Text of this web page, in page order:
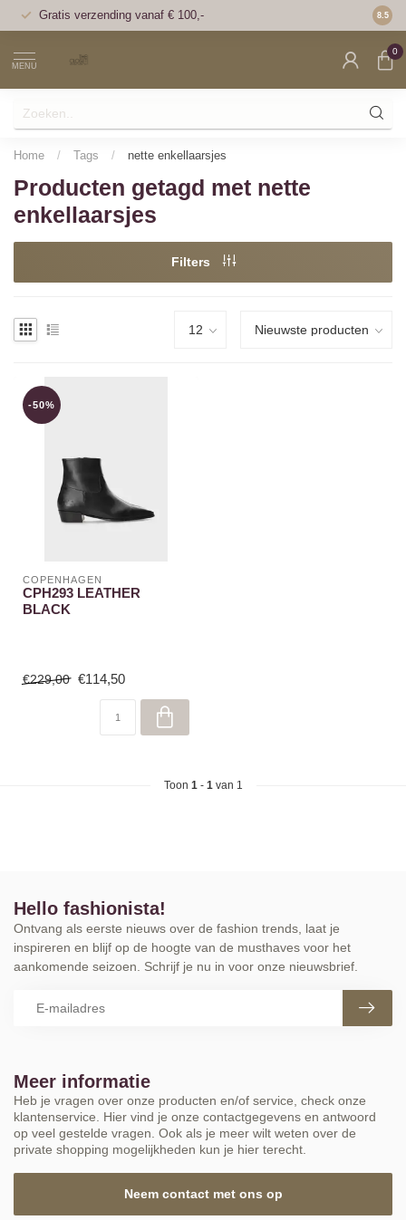
Gratis verzending vanaf € 100,- Voor
8.5
MENU
0
Home / Tags / nette enkellaarsjes
Producten getagd met nette
enkellaarsjes
Filters
-50%
COPENHAGEN
CPH293 LEATHER
BLACK
€229,00 €114,50
Toon 1- 1van 1
Meer informatie
Heb je vragen over onze producten en/of service, check onze
klantenservice. Hier vind je onze contactgegevens en antwoord
op veel gestelde vragen. Ook als je meer wilt weten over de
private shopping mogelijkheden kun je hier terecht.
Neem contact met ons op
Hello fashionista!
Ontvang als eerste nieuws over de fashion trends, laat je
inspireren en blijf op de hoogte van de musthaves voor het
aankomende seizoen. Schrijf je nu in voor onze nieuwsbrief.